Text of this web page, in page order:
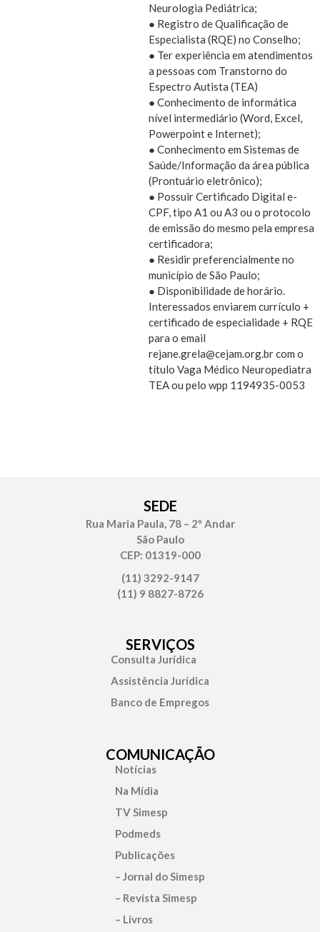
Neurologia Pediátrica;
● Registro de Qualificação de
Especialista (RQE) no Conselho;
● Ter experiência em atendimentos
a pessoas com Transtorno do
Espectro Autista (TEA)
● Conhecimento de informática
nível intermediário (Word, Excel,
Powerpoint e Internet);
● Conhecimento em Sistemas de
Saúde/Informação da área pública
(Prontuário eletrônico);
● Possuir Certificado Digital e-
CPF, tipo A1 ou A3 ou o protocolo
de emissão do mesmo pela empresa
certificadora;
● Residir preferencialmente no
município de São Paulo;
● Disponibilidade de horário.
Interessados enviarem currículo +
certificado de especialidade + RQE
para o email
rejane.grela@cejam.org.br com o
título Vaga Médico Neuropediatra
TEA ou pelo wpp 1194935-0053
SEDE
Rua Maria Paula, 78 – 2º Andar
São Paulo
CEP: 01319-000
(11) 3292-9147
(11) 9 8827-8726
SERVIÇOS
Consulta Jurídica
Assistência Jurídica
Banco de Empregos
COMUNICAÇÃO
Notícias
Na Mídia
TV Simesp
Podmeds
Publicações
– Jornal do Simesp
– Revista Simesp
– Livros